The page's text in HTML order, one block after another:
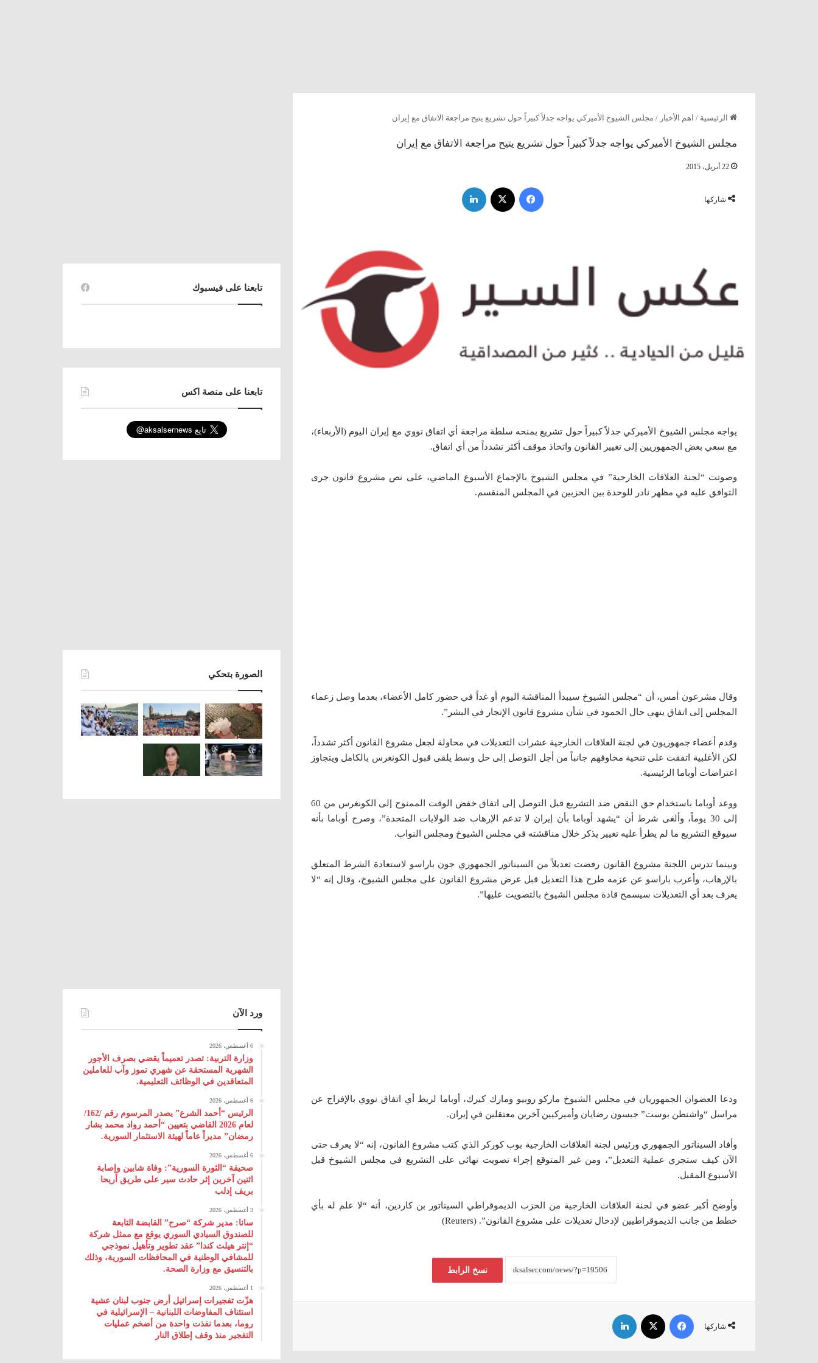
الرئيسية / اهم الأخبار / مجلس الشيوخ الأميركي يواجه جدلاً كبيراً حول تشريع يتيح مراجعة الاتفاق مع إيران
مجلس الشيوخ الأميركي يواجه جدلاً كبيراً حول تشريع يتيح مراجعة الاتفاق مع إيران
22 أبريل، 2015
شاركها
فيسبوك
يواجه مجلس الشيوخ الأميركي جدلاً كبيراً حول تشريع يمنحه سلطة مراجعة أي اتفاق نووي مع إيران اليوم (الأربعاء)،
مع سعي بعض الجمهوريين إلى تغيير القانون واتخاذ موقف أكثر تشدداً من أي اتفاق.
وصوتت “لجنة العلاقات الخارجية” في مجلس الشيوخ بالإجماع الأسبوع الماضي، على نص مشروع قانون جرى
التوافق عليه في مظهر نادر للوحدة بين الحزبين في المجلس المنقسم.
وقال مشرعون أمس، أن “مجلس الشيوخ سيبدأ المناقشة اليوم أو غداً في حضور كامل الأعضاء، بعدما وصل زعماء
المجلس إلى اتفاق ينهي حال الجمود في شأن مشروع قانون الإتجار في البشر”.
وقدم أعضاء جمهوريون في لجنة العلاقات الخارجية عشرات التعديلات في محاولة لجعل مشروع القانون أكثر تشدداً،
لكن الأغلبية اتفقت على تنحية مخاوفهم جانباً من أجل التوصل إلى حل وسط يلقى قبول الكونغرس بالكامل ويتجاوز
اعتراضات أوباما الرئيسية.
ووعد أوباما باستخدام حق النقض ضد التشريع قبل التوصل إلى اتفاق خفض الوقت الممنوح إلى الكونغرس من 60
إلى 30 يوماً، وألغى شرط أن “يشهد أوباما بأن إيران لا تدعم الإرهاب ضد الولايات المتحدة”، وصرح أوباما بأنه
سيوقع التشريع ما لم يطرأ عليه تغيير يذكر خلال مناقشته في مجلس الشيوخ ومجلس النواب.
وبينما تدرس اللجنة مشروع القانون رفضت تعديلاً من السيناتور الجمهوري جون باراسو لاستعادة الشرط المتعلق
بالإرهاب، وأعرب باراسو عن عزمه طرح هذا التعديل قبل عرض مشروع القانون على مجلس الشيوخ، وقال إنه “لا
يعرف بعد أي التعديلات سيسمح قادة مجلس الشيوخ بالتصويت عليها”.
ودعا العضوان الجمهوريان في مجلس الشيوخ ماركو روبيو ومارك كيرك، أوباما لربط أي اتفاق نووي بالإفراج عن
مراسل “واشنطن بوست” جيسون رضايان وأميركيين آخرين معتقلين في إيران.
وأفاد السيناتور الجمهوري ورئيس لجنة العلاقات الخارجية بوب كوركر الذي كتب مشروع القانون، إنه “لا يعرف حتى
الآن كيف ستجري عملية التعديل”، ومن غير المتوقع إجراء تصويت نهائي على التشريع في مجلس الشيوخ قبل
الأسبوع المقبل.
وأوضح أكبر عضو في لجنة العلاقات الخارجية من الحزب الديموقراطي السيناتور بن كاردين، أنه “لا علم له بأي
خطط من جانب الديموقراطيين لإدخال تعديلات على مشروع القانون”. (Reuters)
نسخ الرابط
شاركها
فيسبوك
تابعنا على فيسبوك
تابعنا على منصة اكس
الصورة بتحكي
ورد الآن
6 أغسطس، 2026
وزارة التربية: تصدر تعميماً يقضي بصرف الأجور
الشهرية المستحقة عن شهري تموز وآب للعاملين
المتعاقدين في الوظائف التعليمية.
6 أغسطس، 2026
الرئيس “أحمد الشرع” يصدر المرسوم رقم /162/
لعام 2026 ‌القاضي بتعيين “أحمد رواد محمد بشار
رمضان” مديراً عاماً لهيئة ‌الاستثمار السورية.
6 أغسطس، 2026
صحيفة “الثورة السورية”: وفاة شابين وإصابة
اثنين آخرين إثر حادث سير على طريق أريحا
بريف إدلب
3 أغسطس، 2026
سانا: مدير شركة “صرح” القابضة التابعة
للصندوق السيادي السوري يوقع مع ممثل شركة
“إنتر هيلث كندا” عقد تطوير وتأهيل نموذجي
للمشافي الوطنية في المحافظات السورية، وذلك
بالتنسيق مع وزارة الصحة.
1 أغسطس، 2026
هزّت تفجيرات إسرائيل أرض جنوب لبنان عشية
استئناف المفاوضات اللبنانية – الإسرائيلية في
روما، بعدما نفذت واحدة من أضخم عمليات
التفجير منذ وقف إطلاق النار